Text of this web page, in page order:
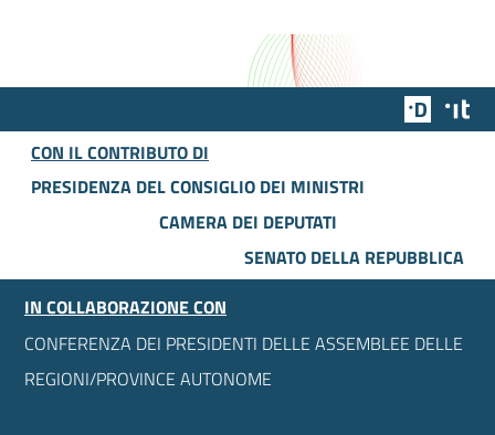
Team
CON IL CONTRIBUTO DI
PRESIDENZA DEL CONSIGLIO DEI MINISTRI
CAMERA DEI DEPUTATI
SENATO DELLA REPUBBLICA
IN COLLABORAZIONE CON
CONFERENZA DEI PRESIDENTI DELLE ASSEMBLEE DELLE
REGIONI/PROVINCE AUTONOME